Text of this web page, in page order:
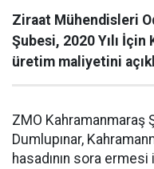
Ziraat Mühendisleri
Şubesi, 2020 Yılı İçin
üretim maliyetini
ZMO Kahramanmaraş
Dumlupınar,
hasadının sora